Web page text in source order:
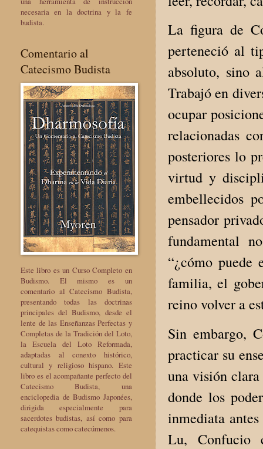
La figura de
perteneció al
absoluto, sino
Trabajó en
ocupar
relacionadas
posteriores lo
virtud y
embellecidos
pensador
fundamental
“¿cómo
familia, el
reino volver a
Sin embargo,
practicar su
una visión
donde los
inmediata
Lu, Confucio
necesaria en la doctrina y la fe
budista.
Comentario al
Catecismo Budista
Este libro es un Curso Completo en
Budismo. El mismo es un
comentario al Catecismo Budista,
presentando todas las doctrinas
principales del Budismo, desde el
lente de las Enseñanzas Perfectas y
Completas de la Tradición del Loto,
la Escuela del Loto Reformada,
adaptadas al conexto histórico,
cultural y religioso hispano. Este
libro es el acompañante perfecto del
Catecismo Budista, una
enciclopedia de Budismo Japonées,
dirigida especialmente para
sacerdotes budistas, así como para
catequistas como catecúmenos.